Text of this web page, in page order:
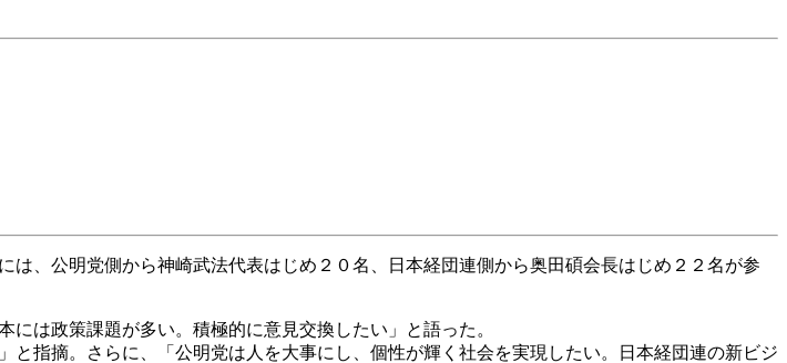
、公明党側から神崎武法代表はじめ２０名、日本経団連側から奥田碩会長はじめ２２名が参
は政策課題が多い。積極的に意見交換したい」と語った。
指摘。さらに、「公明党は人を大事にし、個性が輝く社会を実現したい。日本経団連の新ビジ